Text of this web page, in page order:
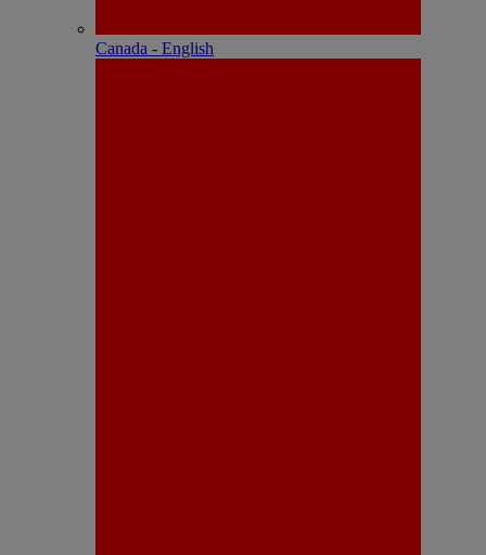
Canada - English